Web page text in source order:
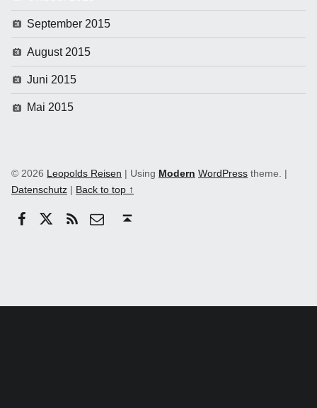
September 2015
August 2015
Juni 2015
Mai 2015
© 2026 Leopolds Reisen | Using Modern WordPress theme.
|
Datenschutz | Back to top ↑